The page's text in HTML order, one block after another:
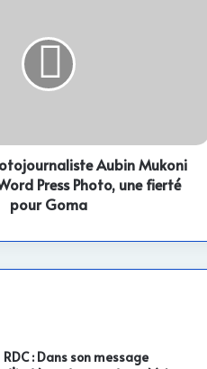
Aubin Mukoni
Press Photo, une fierté
pour Goma
RDC : Dans son message